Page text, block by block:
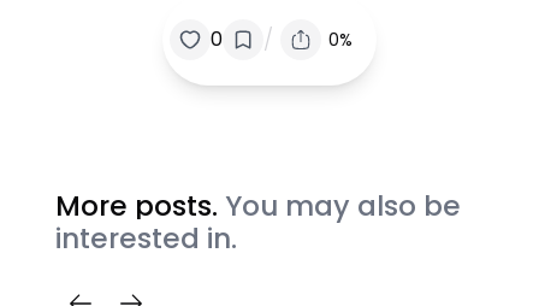
0 / 0%
More posts. You may also be
interested in.